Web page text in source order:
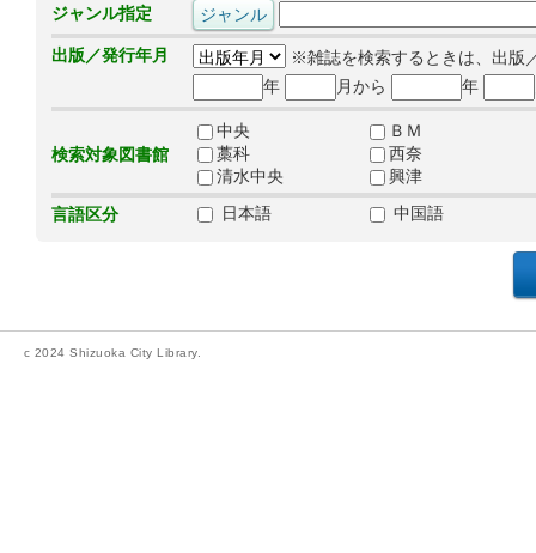
ジャンル指定
出版／発行年月
※雑誌を検索するときは、出版
年
月から 年
検索対象図書館
中央
ＢＭ
藁科
西奈
清水中央
興津
言語区分
日本語 中国語
c 2024 Shizuoka City Library.